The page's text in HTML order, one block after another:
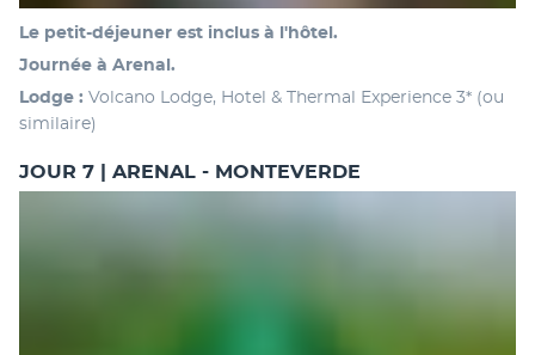
Le petit-déjeuner est inclus à l'hôtel.
Journée à Arenal.
Lodge : Volcano Lodge, Hotel & Thermal Experience 3* (ou
similaire)
JOUR 7 | ARENAL - MONTEVERDE